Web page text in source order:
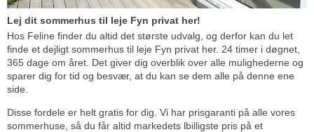
Lej dit sommerhus til leje Fyn privat her!
Hos Feline finder du altid det største udvalg, og derfor kan du let
finde et dejligt sommerhus til leje Fyn privat her. 24 timer i døgnet,
365 dage om året. Det giver dig overblik over alle mulighederne og
sparer dig for tid og besvær, at du kan se dem alle på denne ene
side.
Disse fordele er helt gratis for dig. Vi har prisgaranti på alle vores
sommerhuse, så du får altid markedets lbilligste pris på et